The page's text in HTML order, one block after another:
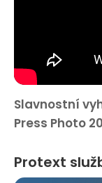
Slavnostní
Press Photo
Protext